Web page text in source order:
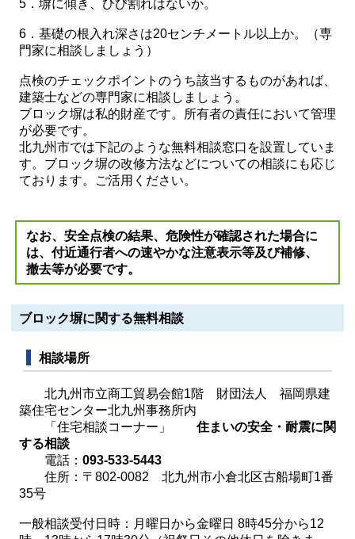
5．塀に傾き、ひび割れはないか。
6．基礎の根入れ深さは20センチメートル以上か。（専
門家に相談しましょう）
点検のチェックポイントのうち該当するものがあれば、
建築士などの専門家に相談しましょう。
ブロック塀は私的財産です。所有者の責任において管理
が必要です。
北九州市では下記のような無料相談窓口を設置していま
す。ブロック塀の改修方法などについての相談にも応じ
ております。ご活用ください。
なお、安全点検の結果、危険性が確認された場合に
は、付近通行者への速やかな注意表示等及び補修、
撤去等が必要です。
ブロック塀に関する無料相談
相談場所
北九州市立商工貿易会館1階 財団法人 福岡県建
築住宅センター北九州事務所内
「住宅相談コーナー」 住まいの安全・耐震に関
する相談
電話： 093-533-5443
住所：〒802-0082 北九州市小倉北区古船場町1番
35号
一般相談受付日時：月曜日から金曜日 8時45分から12